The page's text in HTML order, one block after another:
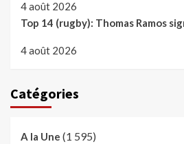
4 août 2026
Top 14 (rugby): Thomas Ramos
4 août 2026
Catégories
A la Une (1 595)